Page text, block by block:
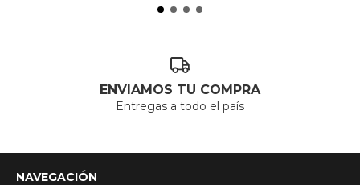
ENVIAMOS TU COMPRA
Entregas a todo el país
NAVEGACIÓN